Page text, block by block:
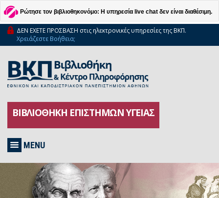
Ρώτησε τον βιβλιοθηκονόμο: Η υπηρεσία live chat δεν είναι διαθέσιμη.
ΔΕΝ ΕΧΕΤΕ ΠΡΟΣΒΑΣΗ στις ηλεκτρονικές υπηρεσίες της ΒΚΠ.
Χρειάζεστε Βοήθεια;
ΒΙΒΛΙΟΘΗΚΗ ΕΠΙΣΤΗΜΩΝ ΥΓΕΙΑΣ
MENU